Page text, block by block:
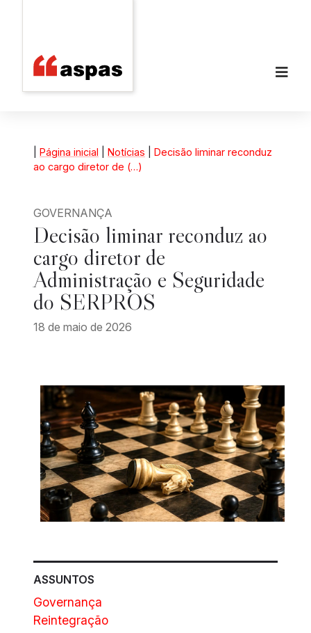
Página inicial Notícias
Decisão liminar reconduz
ao cargo diretor de (…)
GOVERNANÇA
Decisão liminar reconduz ao
cargo diretor de
Administração e Seguridade
do SERPROS
18 de maio de 2026
ASSUNTOS
Governança
Reintegração